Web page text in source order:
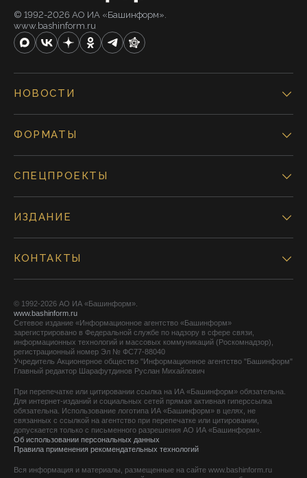
© 1992-2026 АО ИА «Башинформ».
www.bashinform.ru
НОВОСТИ
ФОРМАТЫ
СПЕЦПРОЕКТЫ
ИЗДАНИЕ
КОНТАКТЫ
© 1992-2026 АО ИА «Башинформ».
www.bashinform.ru
Сетевое издание «Информационное агентство «Башинформ»
зарегистрировано в Федеральной службе по надзору в сфере связи,
информационных технологий и массовых коммуникаций (Роскомнадзор),
регистрационный номер Эл № ФС77-88040
Учредитель Акционерное общество "Информационное агентство "Башинформ"
Главный редактор Шарафутдинов Руслан Михайлович
При перепечатке или цитировании ссылка на ИА «Башинформ» обязательна.
Для интернет-изданий и социальных сетей прямая активная гиперссылка
обязательна. Использование логотипа ИА «Башинформ» в целях, не
связанных с ссылкой на агентство при перепечатке или цитировании,
допускается только с письменного разрешения АО ИА «Башинформ».
Об использовании персональных данных
Правила применения рекомендательных технологий
Вся информация и материалы, размещенные на сайте www.bashinform.ru